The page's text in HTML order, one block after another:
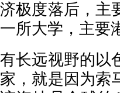
济极度落后，主
一所大学，主要
有长远视野的以
家，就是因为索